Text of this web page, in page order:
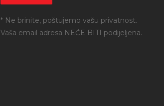
* Ne brinite, poštujemo vašu privatnost.
Vaša email adresa NEĆE BITI podijeljena.